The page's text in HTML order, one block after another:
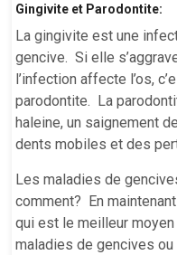
Gingivite et Parodontite:
La gingivite est une
gencive. Si elle
l’infection affecte l’os,
parodontite. La
haleine, un saignement
dents mobiles et des
Les maladies de
comment? En
qui est le meilleur
maladies de gencives